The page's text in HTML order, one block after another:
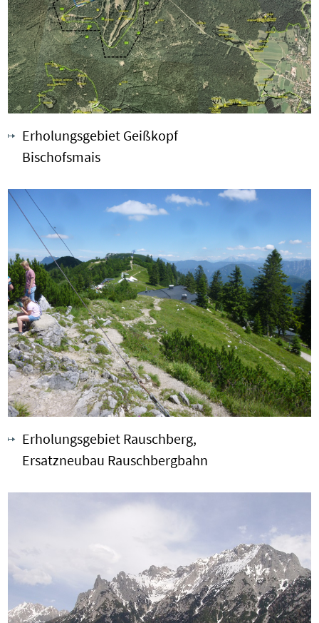
Erholungsgebiet Geißkopf
Bischofsmais
Erholungsgebiet Rauschberg,
Ersatzneubau Rauschbergbahn